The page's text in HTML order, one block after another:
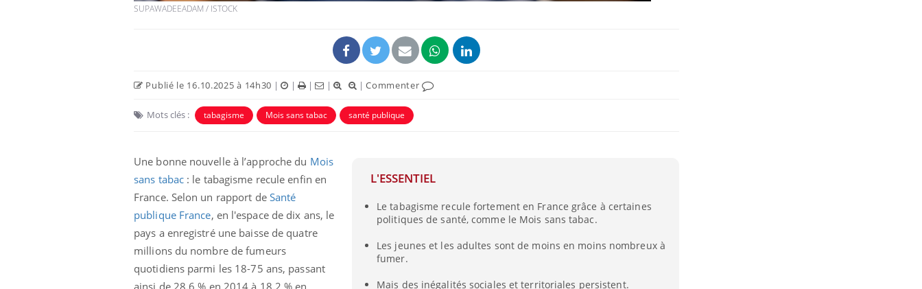
SUPAWADEEADAM / ISTOCK
Publié le 16.10.2025 à 14h30 | | | | |Commenter
Mots clés : tabagisme Mois sans tabac santé publique
L'ESSENTIEL
Le tabagisme recule fortement en France grâce à certaines
politiques de santé, comme le Mois sans tabac.
Les jeunes et les adultes sont de moins en moins nombreux à
fumer.
Mais des inégalités sociales et territoriales persistent.
Une bonne nouvelle à l’approche du Mois
sans tabac : le tabagisme recule enfin en
France. Selon un rapport de Santé
publique France, en l'espace de dix ans, le
pays a enregistré une baisse de quatre
millions du nombre de fumeurs
quotidiens parmi les 18-75 ans, passant
ainsi de 28,6 % en 2014 à 18,2 % en